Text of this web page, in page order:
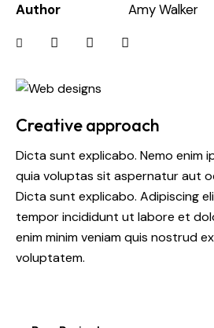
Author
Amy Walker
Creative approach
Dicta sunt explicabo. Nemo enim
quia voluptas sit aspernatur aut
Dicta sunt explicabo. Adipiscing
tempor incididunt ut labore et
enim minim veniam quis nostrud
voluptatem.